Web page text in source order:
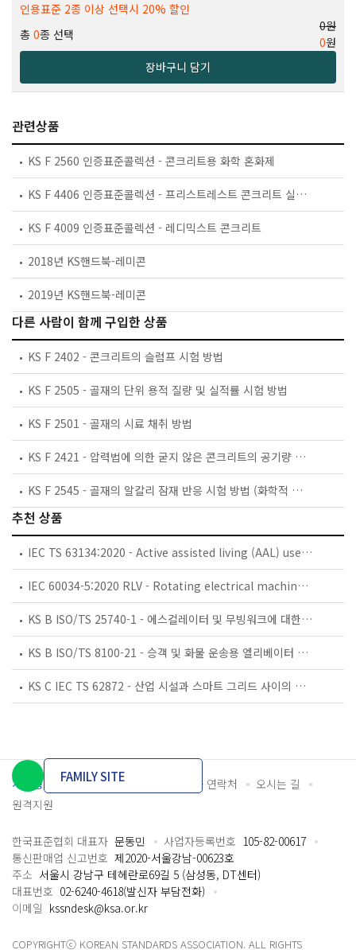
인용표준 2종 이상 선택시 20% 할인
총 0종 선택
0원
0원
장바구니 담기
관련상품
KS F 2560 인증표준콜렉션 - 콘크리트용 화학 혼화제
KS F 4406 인증표준콜렉션 - 프리스트레스트 콘크리트 실린더 관
KS F 4009 인증표준콜렉션 - 레디믹스트 콘크리트
2018년 KS핸드북-레미콘
2019년 KS핸드북-레미콘
다른 사람이 함께 구입한 상품
KS F 2402 - 콘크리트의 슬럼프 시험 방법
KS F 2505 - 골재의 단위 용적 질량 및 실적률 시험 방법
KS F 2501 - 골재의 시료 채취 방법
KS F 2421 - 압력법에 의한 굳지 않은 콘크리트의 공기량 시험 방법
KS F 2545 - 골재의 알칼리 잠재 반응 시험 방법 (화학적 방법)
추천 상품
IEC TS 63134:2020 - Active assisted living (AAL) use cases
IEC 60034-5:2020 RLV - Rotating electrical machines - Part 5: Degrees of protection provided by the integral design of rotating electrical machines (IP code) - Classification
KS B ISO/TS 25740-1 - 에스컬레이터 및 무빙워크에 대한 안전요건 — 제1부: 세계공통 필수 안전요건(GESRs)
KS B ISO/TS 8100-21 - 승객 및 화물 운송용 엘리베이터 —제21부: 세계공통 필수안전요건(GESRs)을 충족하는 세계공통 안전 파라미터(GSPs)
KS C IEC TS 62872 - 산업 시설과 스마트 그리드 사이의 산업 공정 측정, 제어 및 자동화 시스템 인터페이스
개인정보처리방침 이용약관 담당자 연락처
오시는 길
원격지원
FAMILY SITE
한국표준협회 대표자 문동민 사업자등록번호 105-82-00617
통신판매업 신고번호 제2020-서울강남-00623호
주소 서울시 강남구 테헤란로69길 5 (삼성동, DT센터)
대표번호 02-6240-4618(발신자 부담전화)
이메일 kssndesk@ksa.or.kr
COPYRIGHTⓒ KOREAN STANDARDS ASSOCIATION. ALL RIGHTS